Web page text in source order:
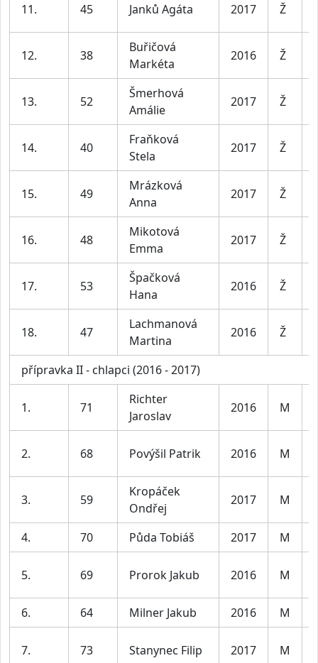
11. 45 Janků Agáta 2017 Ž
12. 38
Buřičová
Markéta
2016 Ž
13. 52
Šmerhová
Amálie
2017 Ž
14. 40
Fraňková
Stela
2017 Ž
15. 49
Mrázková
Anna
2017 Ž
16. 48
Mikotová
Emma
2017 Ž
17. 53
Špačková
Hana
2016 Ž
18. 47
Lachmanová
Martina
2016 Ž
přípravka II - chlapci (2016 - 2017)
1. 71
Richter
Jaroslav
2016 M
2. 68 Povýšil Patrik 2016 M
3. 59
Kropáček
Ondřej
2017 M
4. 70 Půda Tobiáš 2017 M
5. 69 Prorok Jakub 2016 M
6. 64 Milner Jakub 2016 M
7. 73 Stanynec Filip 2017 M